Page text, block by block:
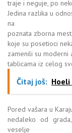
traje i neguje, po
Jedina razlika u
na
poznata zborna
koje su posetioci
zamenili su moderni
tablicama iz celog
Čitaj još:
Pored vašara u
nedaleko od
veselje